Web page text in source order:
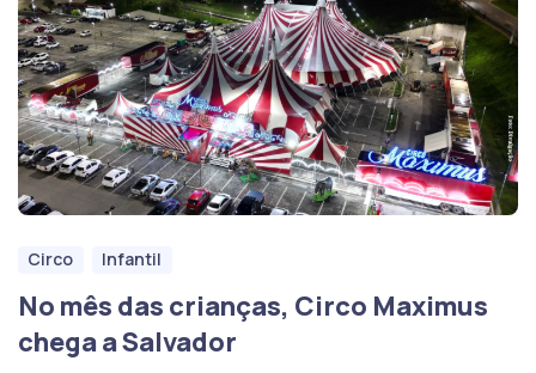
Circo Infantil
No mês das crianças, Circo Maximus
chega a Salvador